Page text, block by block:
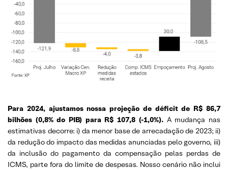
Para 2024, ajustamos nossa projeção de déficit de R$ 86,7
bilhões (0,8% do PIB) para R$ 107,8 (-1,0%). A mudança nas
estimativas decorre: i) da menor base de arrecadação de 2023; ii)
da redução do impacto das medidas anunciadas pelo governo, iii)
da inclusão do pagamento da compensação pelas perdas de
ICMS, parte fora do limite de despesas. Nosso cenário não inclui